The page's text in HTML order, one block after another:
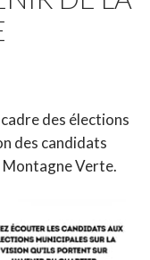
des élections
des candidats
Montagne Verte.